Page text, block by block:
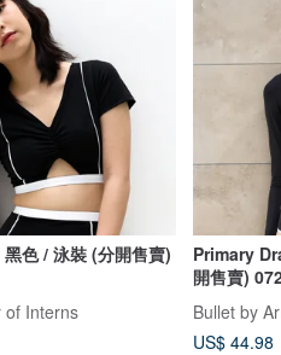
色 / 泳裝 (分開售賣)
of Interns
Primary
開售賣)
Bullet by
US$ 44.98